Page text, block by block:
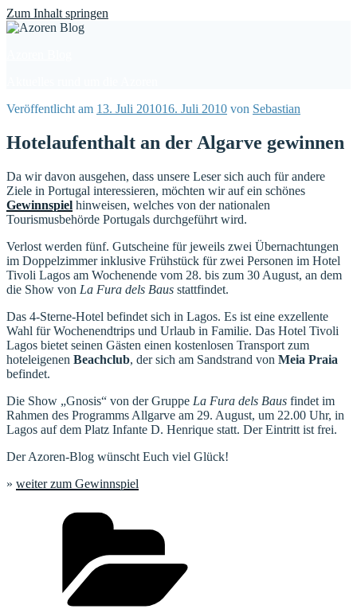
Zum Inhalt springen
Veröffentlicht am 13. Juli 201016. Juli 2010 von Sebastian
Hotelaufenthalt an der Algarve gewinnen
Da wir davon ausgehen, dass unsere Leser sich auch für andere
Ziele in Portugal interessieren, möchten wir auf ein schönes
Gewinnspiel hinweisen, welches von der nationalen
Tourismusbehörde Portugals durchgeführt wird.
Verlost werden fünf. Gutscheine für jeweils zwei Übernachtungen
im Doppelzimmer inklusive Frühstück für zwei Personen im Hotel
Tivoli Lagos am Wochenende vom 28. bis zum 30 August, an dem
die Show von La Fura dels Baus stattfindet.
Das 4-Sterne-Hotel befindet sich in Lagos. Es ist eine exzellente
Wahl für Wochenendtrips und Urlaub in Familie. Das Hotel Tivoli
Lagos bietet seinen Gästen einen kostenlosen Transport zum
hoteleigenen Beachclub, der sich am Sandstrand von Meia Praia
befindet.
Die Show „Gnosis“ von der Gruppe La Fura dels Baus findet im
Rahmen des Programms Allgarve am 29. August, um 22.00 Uhr, in
Lagos auf dem Platz Infante D. Henrique statt. Der Eintritt ist frei.
Der Azoren-Blog wünscht Euch viel Glück!
» weiter zum Gewinnspiel